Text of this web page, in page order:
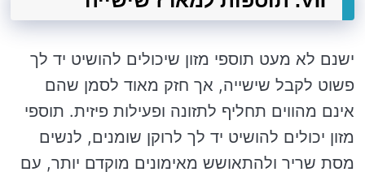
ישנם לא מעט תוספי מזון שיכולים להושיט יד לך
פשוט לקבל שישייה, אך חזק מאוד לסמן שהם
אינם מהווים תחליף לתזונה ופעילות פיזית. תוספי
מזון יכולים להושיט יד לך לרוקן שומנים, לנשים
מסת שריר ולהתאושש מאימונים מוקדם יותר, עם